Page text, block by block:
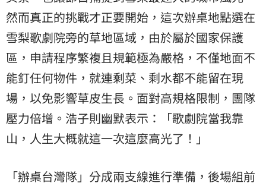
然而真正的挑戰才正要開始，這次辦桌地點選在
雪梨歌劇院旁的草地區域，由於屬於國家保護
區，申請程序繁複且規範極為嚴格，不僅地面不
能釘任何物件，就連剩菜、剩水都不能留在現
場，以免影響草皮生長。面對高規格限制，團隊
壓力倍增。浩子則幽默表示：「歌劇院當我靠
山，人生大概就這一次這麼高光了！」
「辦桌台灣隊」分成兩支線進行準備，後場組前